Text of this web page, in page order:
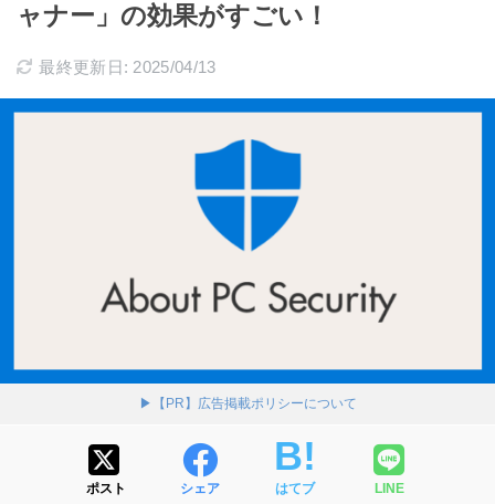
ャナー」の効果がすごい！
最終更新日: 2025/04/13
▶【PR】広告掲載ポリシーについて
ポスト シェア はてブ LINE